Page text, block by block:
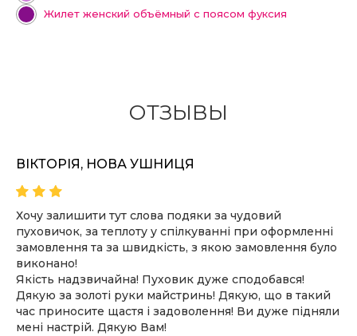
Жилет женский объёмный с поясом фуксия
ОТЗЫВЫ
ВІКТОРІЯ, НОВА УШНИЦЯ
Хочу залишити тут слова подяки за чудовий
пуховичок, за теплоту у спілкуванні при оформленні
замовлення та за швидкість, з якою замовлення було
виконано!
Якість надзвичайна! Пуховик дуже сподобався!
Дякую за золоті руки майстринь! Дякую, що в такий
час приносите щастя і задоволення! Ви дуже підняли
мені настрій. Дякую Вам!